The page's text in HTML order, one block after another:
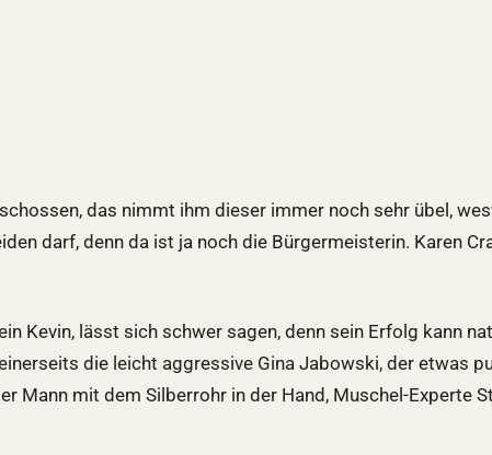
das nimmt ihm dieser immer noch sehr übel,
darf, denn da ist ja noch die Bürgermeisterin. Karen
Kevin, lässt sich schwer sagen, denn sein Erfolg kann
die leicht aggressive Gina Jabowski, der etwas
Mann mit dem Silberrohr in der Hand, Muschel-Experte